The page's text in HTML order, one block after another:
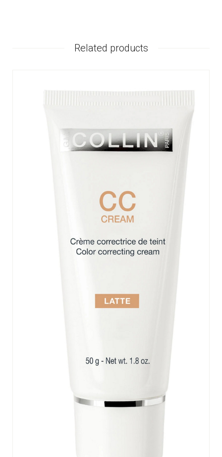
Related products